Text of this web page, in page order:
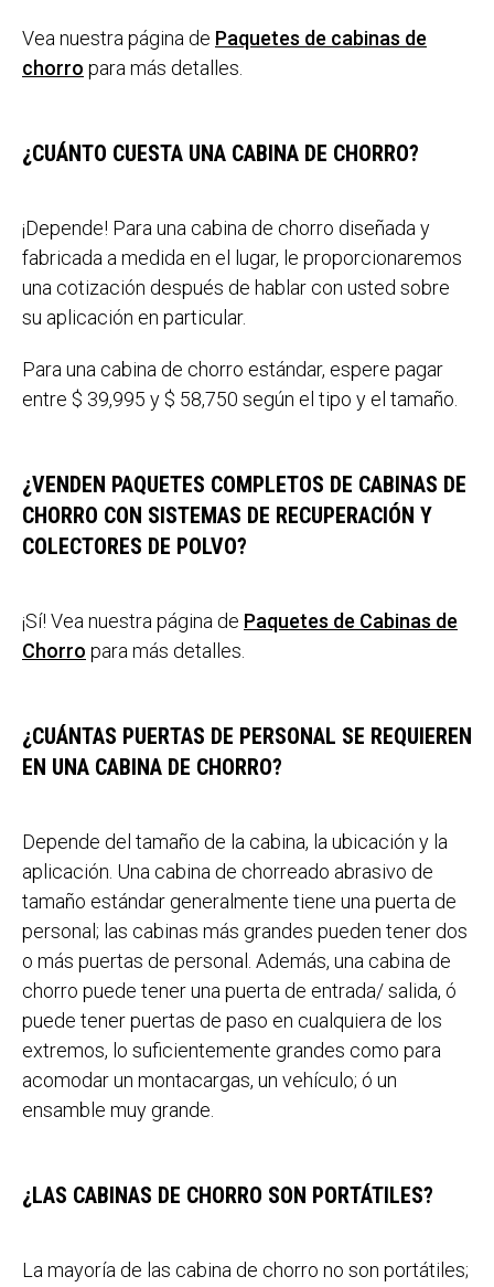
Vea nuestra página de Paquetes de cabinas de
chorro para más detalles.
¿CUÁNTO CUESTA UNA CABINA DE CHORRO?
¡Depende! Para una cabina de chorro diseñada y
fabricada a medida en el lugar, le proporcionaremos
una cotización después de hablar con usted sobre
su aplicación en particular.
Para una cabina de chorro estándar, espere pagar
entre $ 39,995 y $ 58,750 según el tipo y el tamaño.
¿VENDEN PAQUETES COMPLETOS DE CABINAS DE
CHORRO CON SISTEMAS DE RECUPERACIÓN Y
COLECTORES DE POLVO?
¡Sí! Vea nuestra página de Paquetes de Cabinas de
Chorro para más detalles.
¿CUÁNTAS PUERTAS DE PERSONAL SE REQUIEREN
EN UNA CABINA DE CHORRO?
Depende del tamaño de la cabina, la ubicación y la
aplicación. Una cabina de chorreado abrasivo de
tamaño estándar generalmente tiene una puerta de
personal; las cabinas más grandes pueden tener dos
o más puertas de personal. Además, una cabina de
chorro puede tener una puerta de entrada/ salida, ó
puede tener puertas de paso en cualquiera de los
extremos, lo suficientemente grandes como para
acomodar un montacargas, un vehículo; ó un
ensamble muy grande.
¿LAS CABINAS DE CHORRO SON PORTÁTILES?
La mayoría de las cabina de chorro no son portátiles;